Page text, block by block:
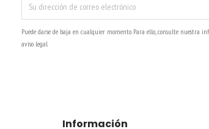
Puede darse de baja en cualquier momento. Para ello, consulte nuestra
aviso legal.
Información